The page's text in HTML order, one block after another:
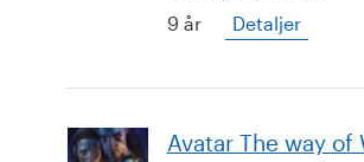
9 år
Detaljer
Avatar The way of